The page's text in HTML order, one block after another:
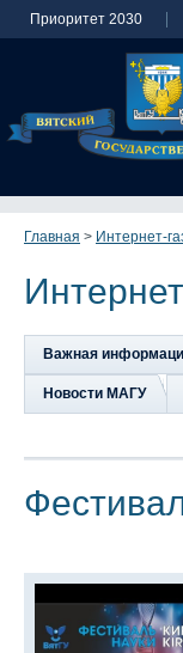
Приоритет 2030
Главная > Интернет-
Важная
Новости МАГУ